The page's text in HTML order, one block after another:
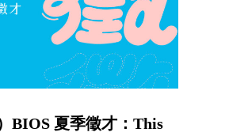
BIOS 夏季徵才：This